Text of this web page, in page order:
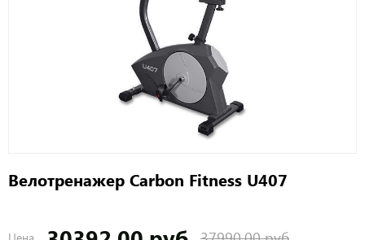
Велотренажер Carbon Fitness U407